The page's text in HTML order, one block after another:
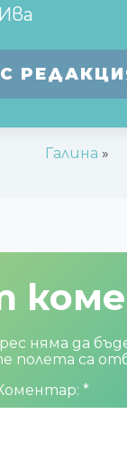
Галина »
няма да
полета са
*